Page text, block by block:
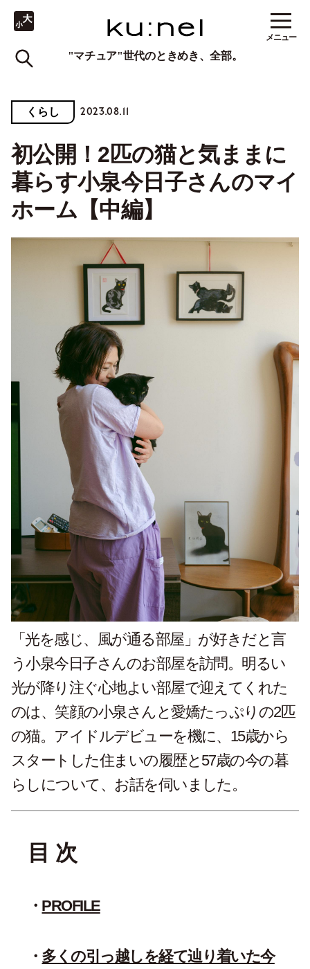
"マチュア"世代のときめき、全部。
メニュー
くらし 2023.08.11
初公開！2匹の猫と気ままに
暮らす小泉今日子さんのマイ
ホーム【中編】
「光を感じ、風が通る部屋」が好きだと言
う小泉今日子さんのお部屋を訪問。明るい
光が降り注ぐ心地よい部屋で迎えてくれた
のは、笑顔の小泉さんと愛嬌たっぷりの2匹
の猫。アイドルデビューを機に、15歳から
スタートした住まいの履歴と57歳の今の暮
らしについて、お話を伺いました。
目 次
PROFILE
多くの引っ越しを経て辿り着いた今